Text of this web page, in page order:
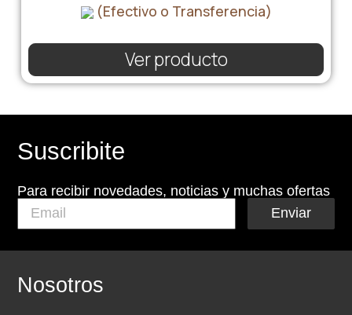
(Efectivo o Transferencia)
Ver producto
Suscribite
Para recibir novedades, noticias y muchas ofertas
Enviar
Nosotros